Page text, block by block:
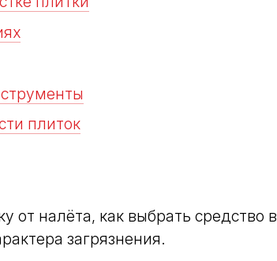
плиток
от налёта, как выбрать средство в
загрязнения.